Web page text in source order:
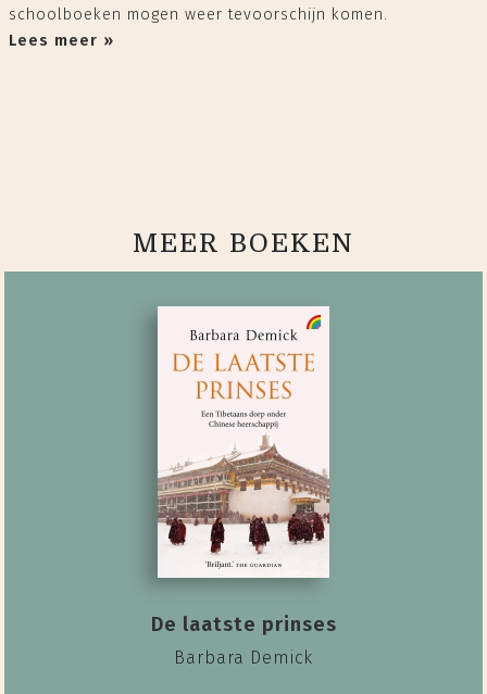
schoolboeken mogen weer tevoorschijn komen.
Lees meer »
MEER BOEKEN
De laatste prinses
Barbara Demick